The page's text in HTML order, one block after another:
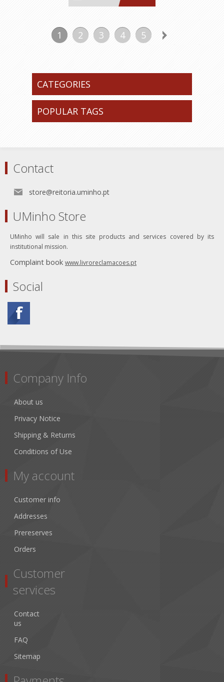
1 2 3 4 5
CATEGORIES
POPULAR TAGS
Contact
store@reitoria.uminho.pt
UMinho Store
UMinho will sale in this site products and services covered by its
institutional mission.
Complaint book www.livroreclamacoes.pt
Social
Company Info
About us
Privacy Notice
Shipping & Returns
Conditions of Use
My account
Customer info
Addresses
Prereserves
Orders
Customer
services
Contact
us
FAQ
Sitemap